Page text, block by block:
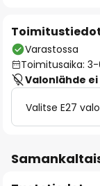
Varastossa
Toimitusaika:
Valonlähde ei
Valitse E27